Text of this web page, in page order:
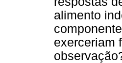
alimento
exerceriam